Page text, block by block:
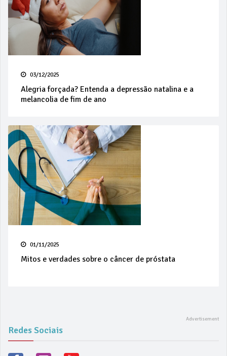
03/12/2025
Alegria forçada? Entenda a depressão natalina e a
melancolia de fim de ano
01/11/2025
Mitos e verdades sobre o câncer de próstata
Redes Sociais